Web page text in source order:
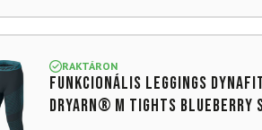
RAKTÁRON
Funkcionális leggings
Dryarn® M TIGHTS Blueberry